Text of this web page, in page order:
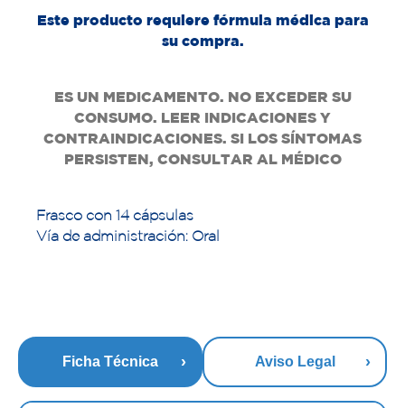
Este producto requiere fórmula médica para
su compra.
ES UN MEDICAMENTO. NO EXCEDER SU
CONSUMO. LEER INDICACIONES Y
CONTRAINDICACIONES. SI LOS SÍNTOMAS
PERSISTEN, CONSULTAR AL MÉDICO
Frasco con 14 cápsulas
Vía de administración: Oral
Ficha Técnica Aviso Legal